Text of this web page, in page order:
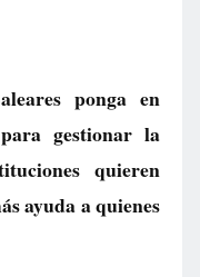
ponga en
gestionar la
quieren
ayuda a quienes